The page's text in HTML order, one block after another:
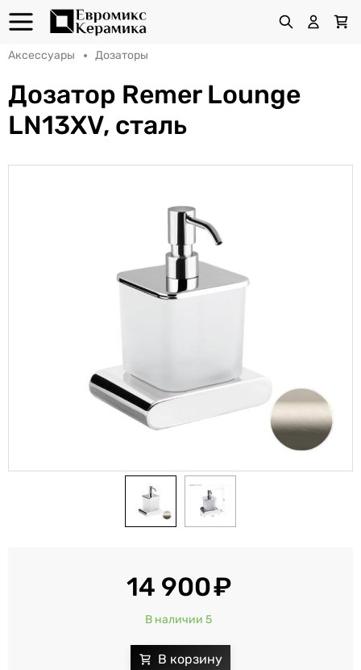
Аксессуары Дозаторы
Дозатор Remer Lounge
LN13XV, сталь
14 900
В наличии 5